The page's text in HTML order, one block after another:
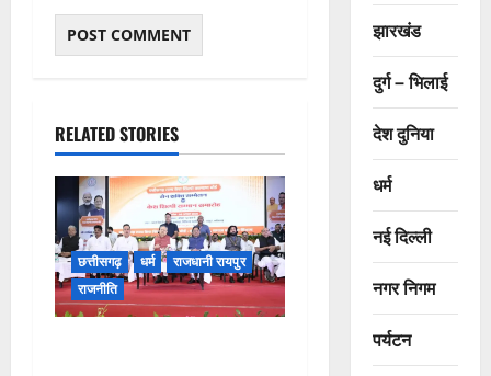
RELATED STORIES
छत्तीसगढ़ धर्म
राजधानी रायपुर
राजनीति
झारखंड
दुर्ग – भिलाई
देश दुनिया
धर्म
नई दिल्ली
नगर निगम
पर्यटन